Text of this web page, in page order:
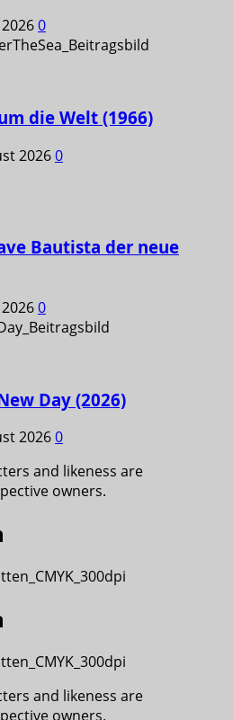
0
die Welt (1966)
20260
Bautista der neue
0
Day (2026)
20260
and likeness are
owners.
and likeness are
owners.